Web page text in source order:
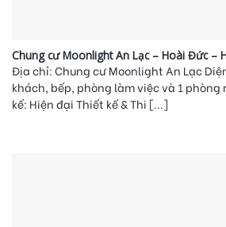
Chung cư Moonlight An Lạc – Hoài Đức –
Địa chỉ: Chung cư Moonlight An Lạc
khách, bếp, phòng làm việc và 1
kế: Hiện đại Thiết kế & Thi [...]